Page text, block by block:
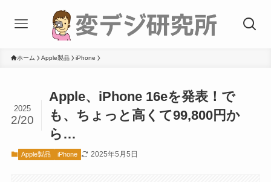
ホーム Apple製品 iPhone
Apple、iPhone 16eを発表！で
も、ちょっと高くて99,800円か
ら…
2025
2/20
Apple製品 iPhone 2025年5月5日